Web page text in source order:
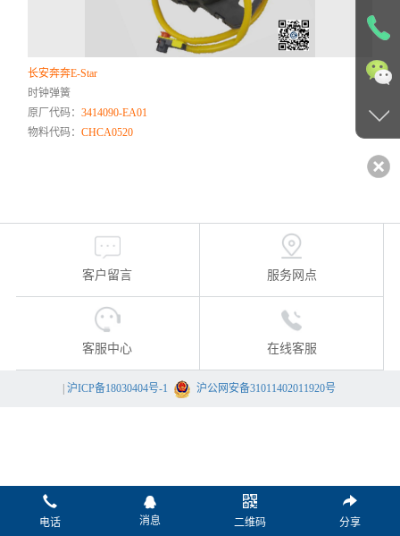
长安奔奔E-Star
时钟弹簧
原厂代码：3414090-EA01
物料代码：CHCA0520
客户留言 服务网点
客服中心 在线客服
沪ICP备18030404号-1 沪公网安备31011402011920号
电话 消息 二维码 分享